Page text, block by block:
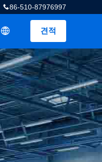
86-510-87976997
견적
描述